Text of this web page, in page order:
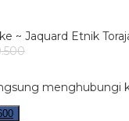
~ Jaquard Etnik
menghubungi